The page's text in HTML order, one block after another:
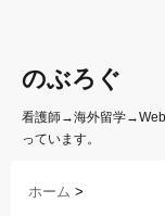
のぶろぐ
看護師→海外留学→Web
っています。
ホーム >